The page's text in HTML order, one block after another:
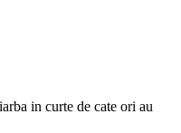
in curte de cate ori au